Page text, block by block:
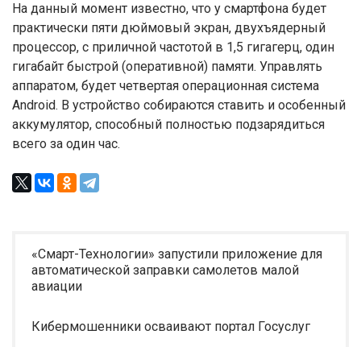
На данный момент известно, что у смартфона будет
практически пяти дюймовый экран, двухъядерный
процессор, с приличной частотой в 1,5 гигагерц, один
гигабайт быстрой (оперативной) памяти. Управлять
аппаратом, будет четвертая операционная система
Android. В устройство собираются ставить и особенный
аккумулятор, способный полностью подзарядиться
всего за один час.
«Смарт-Технологии» запустили приложение для
автоматической заправки самолетов малой
авиации
Кибермошенники осваивают портал Госуслуг